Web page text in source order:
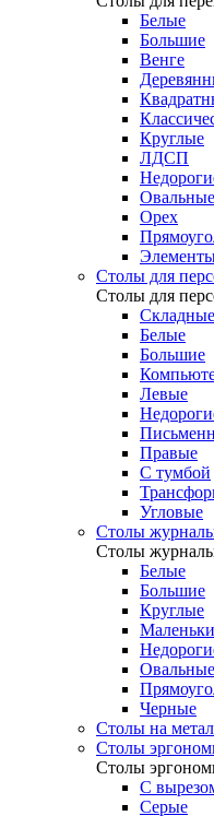
Белые
Большие
Венге
Круглые
ЛДСП
Овальные
Орех
Элементы
Столы для
Столы для
Cкладные
Белые
Большие
Левые
Правые
С тумбой
Угловые
Столы
Столы
Белые
Большие
Круглые
Овальные
Черные
Столы на
Столы
Столы
С
Серые